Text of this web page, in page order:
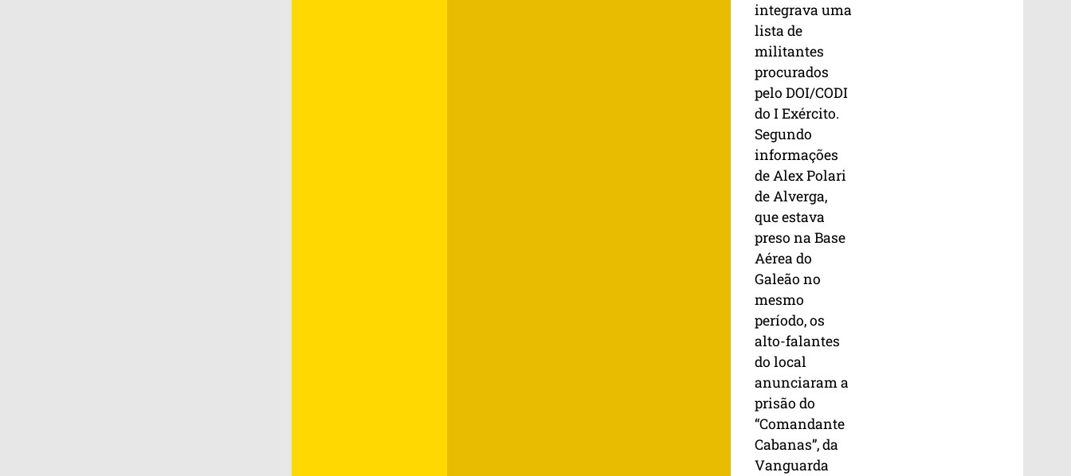
integrava uma
lista de
militantes
procurados
pelo DOI/CODI
do I Exército.
Segundo
informações
de Alex Polari
de Alverga,
que estava
preso na Base
Aérea do
Galeão no
mesmo
período, os
alto-falantes
do local
anunciaram a
prisão do
“Comandante
Cabanas”, da
Vanguarda